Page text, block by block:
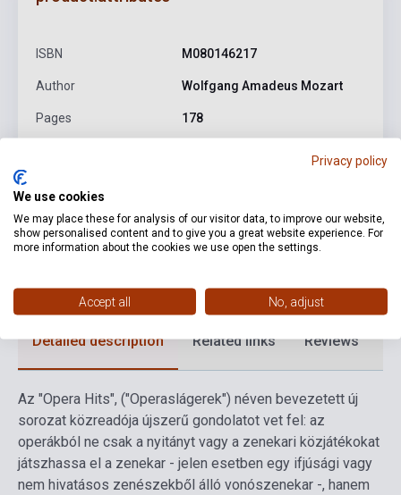
ISBN M080146217
Author Wolfgang Amadeus Mozart
Pages 178
Date of publication 2008
Format Sheet Music
Detailed description Related links Reviews
Az "Opera Hits", ("Operaslágerek") néven bevezetett új
sorozat közreadója újszerű gondolatot vet fel: az
operákból ne csak a nyitányt vagy a zenekari közjátékokat
játszhassa el a zenekar - jelen esetben egy ifjúsági vagy
nem hivatásos zenészekből álló vonószenekar -, hanem
Privacy policy
We use cookies
We may place these for analysis of our visitor data, to improve our website,
show personalised content and to give you a great website experience. For
more information about the cookies we use open the settings.
Accept all No, adjust